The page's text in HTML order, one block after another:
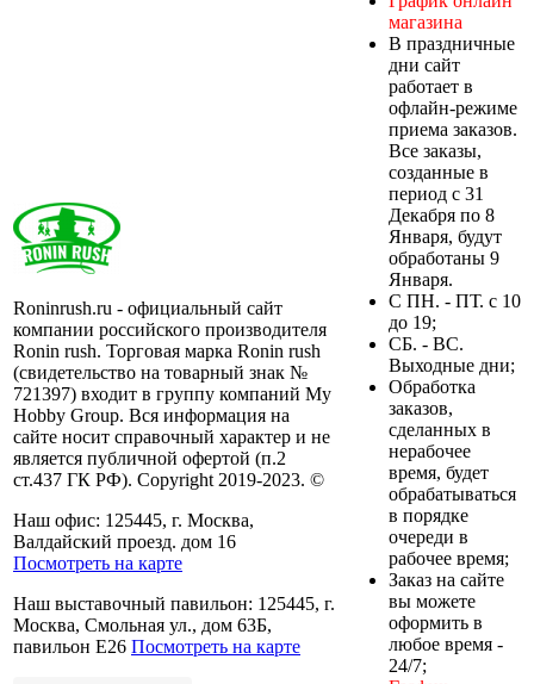
Roninrush.ru - официальный сайт
компании российского производителя
Ronin rush. Торговая марка Ronin rush
(свидетельство на товарный знак №
721397) входит в группу компаний My
Hobby Group. Вся информация на
сайте носит справочный характер и не
является публичной офертой (п.2
ст.437 ГК РФ). Copyright 2019-2023. ©
Наш офис: 125445, г. Москва,
Валдайский проезд. дом 16
Посмотреть на карте
Наш выставочный павильон: 125445, г.
Москва, Смольная ул., дом 63Б,
павильон Е26 Посмотреть на карте
магазина
В праздничные
дни сайт
работает в
офлайн-режиме
приема заказов.
Все заказы,
созданные в
период с 31
Декабря по 8
Января, будут
обработаны 9
Января.
C ПН. - ПТ. с 10
до 19;
СБ. - ВС.
Выходные дни;
Обработка
заказов,
сделанных в
нерабочее
время, будет
обрабатываться
в порядке
очереди в
рабочее время;
Заказ на сайте
вы можете
оформить в
любое время -
24/7;